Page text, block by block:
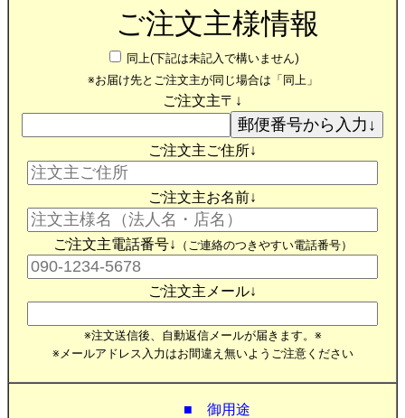
ご注文主様情報
同上(下記は未記入で構いません)
※お届け先とご注文主が同じ場合は「同上」
ご注文主〒↓
ご注文主ご住所↓
ご注文主お名前↓
ご注文主電話番号↓ （ご連絡のつきやすい電話番号）
ご注文主メール↓
※注文送信後、自動返信メールが届きます。※
※メールアドレス入力はお間違え無いようご注意ください
■ 御用途